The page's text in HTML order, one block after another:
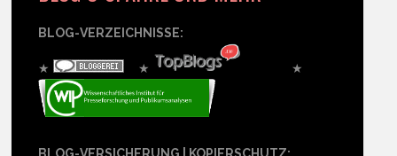
BLOG-VERZEICHNISSE:
★ ★ ★